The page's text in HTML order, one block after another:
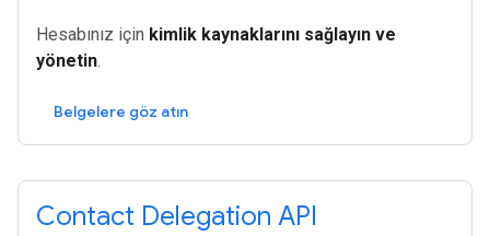
Hesabınız için kimlik kaynaklarını sağlayın ve
yönetin.
Belgelere göz atın
Contact Delegation API